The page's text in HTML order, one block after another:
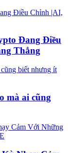
Đang Điều
Thẳng
mà ai cũng